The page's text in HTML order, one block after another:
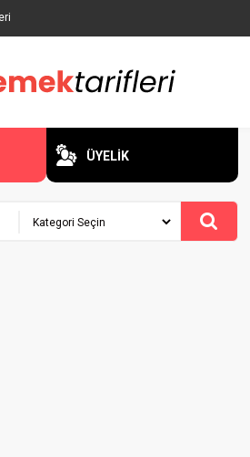
ÜYELİK